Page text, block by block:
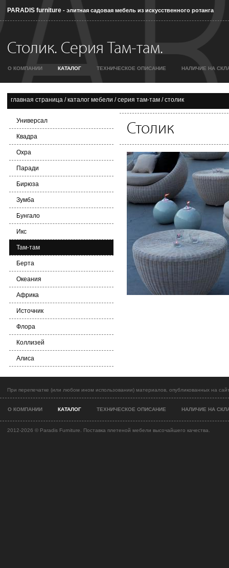
PARADIS furniture - элитная садовая мебель из искусственного ротанга
Столик. Серия Там-там.
О КОМПАНИИ КАТАЛОГ ТЕХНИЧЕСКОЕ ОПИСАНИЕ НАЛИЧИЕ НА
главная страница /каталог мебели /серия там-там /столик
Универсал
Квадра
Охра
Паради
Бирюза
Зумба
Бунгало
Икс
Там-там
Берта
Океания
Африка
Источник
Флора
Коллизей
Алиса
Столик
При перепечатке (или любом ином использовании) материалов, опубликованных на
О КОМПАНИИ КАТАЛОГ ТЕХНИЧЕСКОЕ ОПИСАНИЕ НАЛИЧИЕ НА
2012-2026 © Paradis Furniture. Поставка плетеной мебели высочайшего качества.